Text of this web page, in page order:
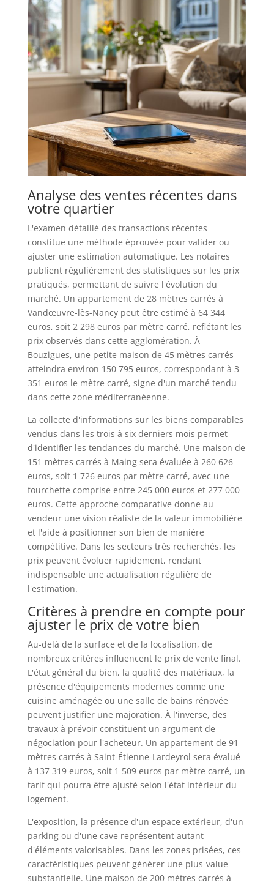
Analyse des ventes récentes dans
votre quartier
L'examen détaillé des transactions récentes
constitue une méthode éprouvée pour valider ou
ajuster une estimation automatique. Les notaires
publient régulièrement des statistiques sur les prix
pratiqués, permettant de suivre l'évolution du
marché. Un appartement de 28 mètres carrés à
Vandœuvre-lès-Nancy peut être estimé à 64 344
euros, soit 2 298 euros par mètre carré, reflétant les
prix observés dans cette agglomération. À
Bouzigues, une petite maison de 45 mètres carrés
atteindra environ 150 795 euros, correspondant à 3
351 euros le mètre carré, signe d'un marché tendu
dans cette zone méditerranéenne.
La collecte d'informations sur les biens comparables
vendus dans les trois à six derniers mois permet
d'identifier les tendances du marché. Une maison de
151 mètres carrés à Maing sera évaluée à 260 626
euros, soit 1 726 euros par mètre carré, avec une
fourchette comprise entre 245 000 euros et 277 000
euros. Cette approche comparative donne au
vendeur une vision réaliste de la valeur immobilière
et l'aide à positionner son bien de manière
compétitive. Dans les secteurs très recherchés, les
prix peuvent évoluer rapidement, rendant
indispensable une actualisation régulière de
l'estimation.
Critères à prendre en compte pour
ajuster le prix de votre bien
Au-delà de la surface et de la localisation, de
nombreux critères influencent le prix de vente final.
L'état général du bien, la qualité des matériaux, la
présence d'équipements modernes comme une
cuisine aménagée ou une salle de bains rénovée
peuvent justifier une majoration. À l'inverse, des
travaux à prévoir constituent un argument de
négociation pour l'acheteur. Un appartement de 91
mètres carrés à Saint-Étienne-Lardeyrol sera évalué
à 137 319 euros, soit 1 509 euros par mètre carré, un
tarif qui pourra être ajusté selon l'état intérieur du
logement.
L'exposition, la présence d'un espace extérieur, d'un
parking ou d'une cave représentent autant
d'éléments valorisables. Dans les zones prisées, ces
caractéristiques peuvent générer une plus-value
substantielle. Une maison de 200 mètres carrés à